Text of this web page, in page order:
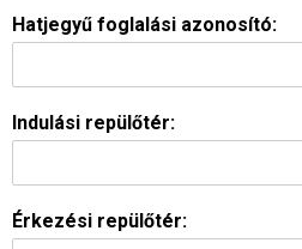
Hatjegyű foglalási azonosító:
Indulási repülőtér:
Érkezési repülőtér: